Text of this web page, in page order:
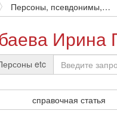
Персоны, псевдонимы, персонажи и боты
Ирина
etc
справочная статья